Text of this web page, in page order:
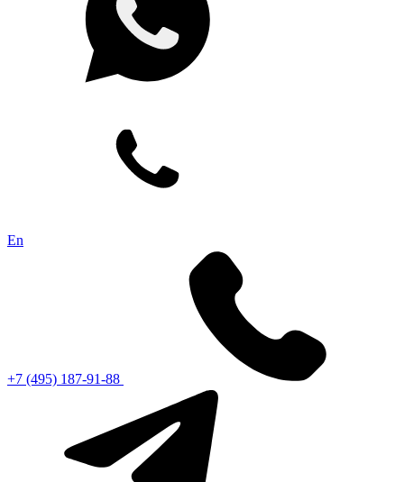
En
+7 (495) 187-91-88